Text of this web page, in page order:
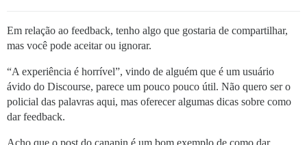
Em relação ao feedback, tenho algo que gostaria de compartilhar,
mas você pode aceitar ou ignorar.
“A experiência é horrível”, vindo de alguém que é um usuário
ávido do Discourse, parece um pouco pouco útil. Não quero ser o
policial das palavras aqui, mas oferecer algumas dicas sobre como
dar feedback.
Acho que o post do canapin é um bom exemplo de como dar